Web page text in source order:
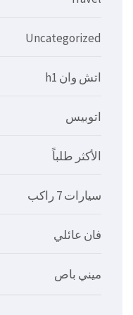
Uncategorized
اتش وان h1
اتوبيس
الأكثر طلباً
سيارات 7 راكب
فان عائلي
ميني باص